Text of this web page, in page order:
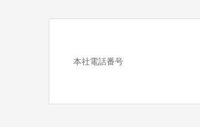
本社電話番号